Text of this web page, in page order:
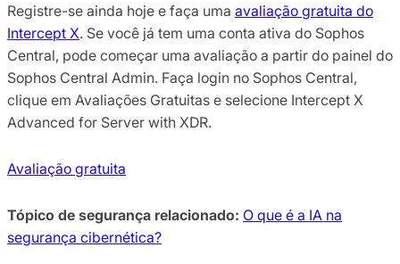
Registre-se ainda hoje e faça uma avaliação gratuita do
Intercept X. Se você já tem uma conta ativa do Sophos
Central, pode começar uma avaliação a partir do painel do
Sophos Central Admin. Faça login no Sophos Central,
clique em Avaliações Gratuitas e selecione Intercept X
Advanced for Server with XDR.
Avaliação gratuita
Tópico de segurança relacionado: O que é a IA na
segurança cibernética?